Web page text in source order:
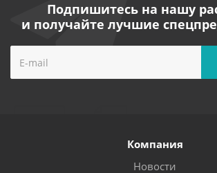
Подпишитесь на нашу
и получайте лучшие
Компания
Новости